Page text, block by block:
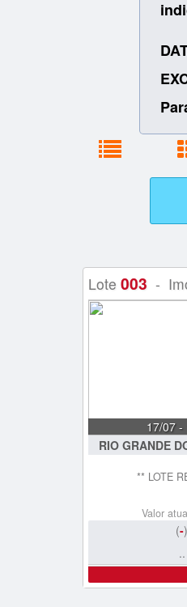
Lote 003 -
17/07 -
RIO GRANDE
** LOTE
Valor
(-
..